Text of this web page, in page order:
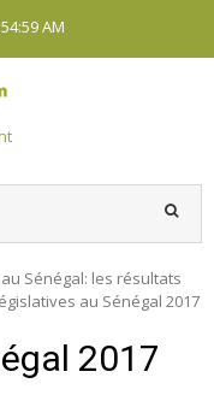
AM
Sénégal: les résultats
au Sénégal 2017
2017